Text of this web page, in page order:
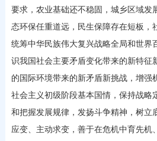
要求，农业基础还不稳固，城乡区域发
态环保任重道远，民生保障存在短板，
统筹中华民族伟大复兴战略全局和世界
识我国社会主要矛盾变化带来的新特征
的国际环境带来的新矛盾新挑战，增强
社会主义初级阶段基本国情，保持战略
和把握发展规律，发扬斗争精神，树立
应变、主动求变，善于在危机中育先机